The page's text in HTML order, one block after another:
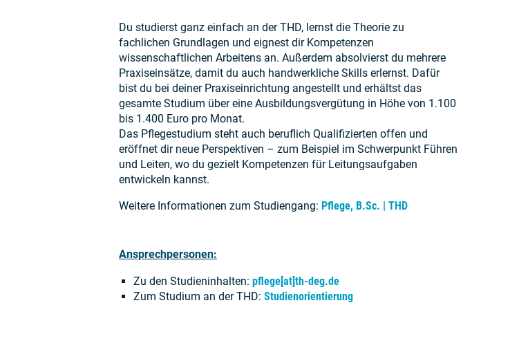
Du studierst ganz einfach an der THD, lernst die Theorie zu
fachlichen Grundlagen und eignest dir Kompetenzen
wissenschaftlichen Arbeitens an. Außerdem absolvierst du mehrere
Praxiseinsätze, damit du auch handwerkliche Skills erlernst. Dafür
bist du bei deiner Praxiseinrichtung angestellt und erhältst das
gesamte Studium über eine Ausbildungsvergütung in Höhe von 1.100
bis 1.400 Euro pro Monat.
Das Pflegestudium steht auch beruflich Qualifizierten offen und
eröffnet dir neue Perspektiven – zum Beispiel im Schwerpunkt Führen
und Leiten, wo du gezielt Kompetenzen für Leitungsaufgaben
entwickeln kannst.
Weitere Informationen zum Studiengang: Pflege, B.Sc. | THD
Ansprechpersonen:
Zu den Studieninhalten: pflege[at]th-deg.de
Zum Studium an der THD: Studienorientierung